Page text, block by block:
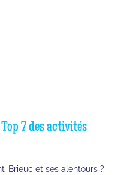
7 des activités
Brieuc et ses alentours ?